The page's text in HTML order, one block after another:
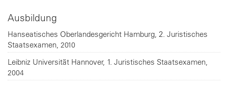
Ausbildung
Hanseatisches Oberlandesgericht Hamburg 2. Juristisches
Staatsexamen 2010
Leibniz Universität Hannover 1. Juristisches Staatsexamen
2004